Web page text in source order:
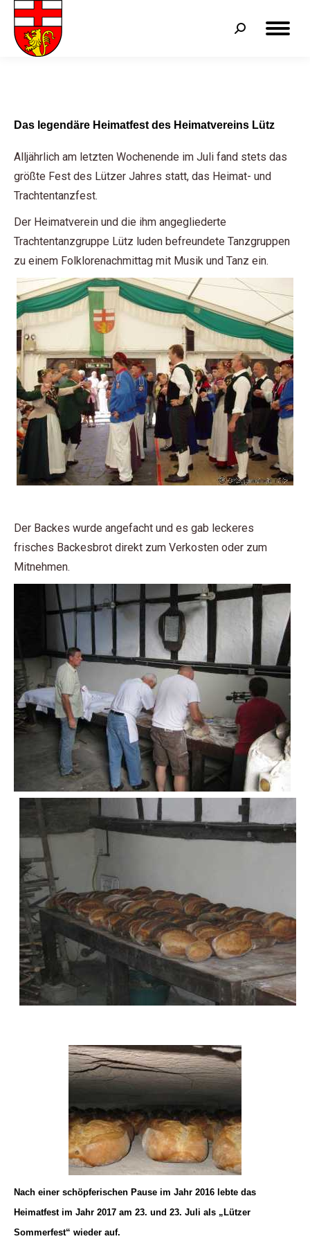
Search:
Das legendäre Heimatfest des Heimatvereins Lütz
Alljährlich am letzten Wochenende im Juli fand stets das
größte Fest des Lützer Jahres statt, das Heimat- und
Trachtentanzfest.
Der Heimatverein und die ihm angegliederte
Trachtentanzgruppe Lütz luden befreundete Tanzgruppen
zu einem Folklorenachmittag mit Musik und Tanz ein.
Der Backes wurde angefacht und es gab leckeres
frisches Backesbrot direkt zum Verkosten oder zum
Mitnehmen.
Nach einer schöpferischen Pause im Jahr 2016 lebte das
Heimatfest im Jahr 2017 am 23. und 23. Juli als „Lützer
Sommerfest“ wieder auf.